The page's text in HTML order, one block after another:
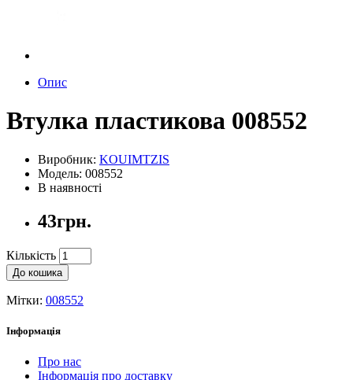
Опис
Втулка пластикова 008552
Виробник: KOUIMTZIS
Модель: 008552
В наявності
43грн.
Кількість
До кошика
Мітки: 008552
Інформація
Про нас
Інформація про доставку